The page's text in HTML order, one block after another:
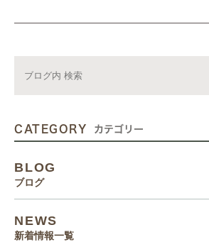
CATEGORY カテゴリー
BLOG
ブログ
NEWS
新着情報一覧